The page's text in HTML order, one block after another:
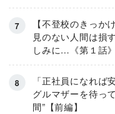
【不登校のきっか
見のない人間は損
しみに…《第１話》
「正社員になれ
グルマザーを待っ
間”【前編】